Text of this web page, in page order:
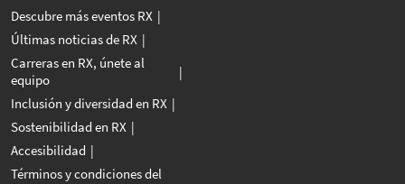
Descubre más eventos RX
Últimas noticias de RX
Carreras en RX, únete al
equipo
Inclusión y diversidad en RX
Sostenibilidad en RX
Accesibilidad
Términos y condiciones del